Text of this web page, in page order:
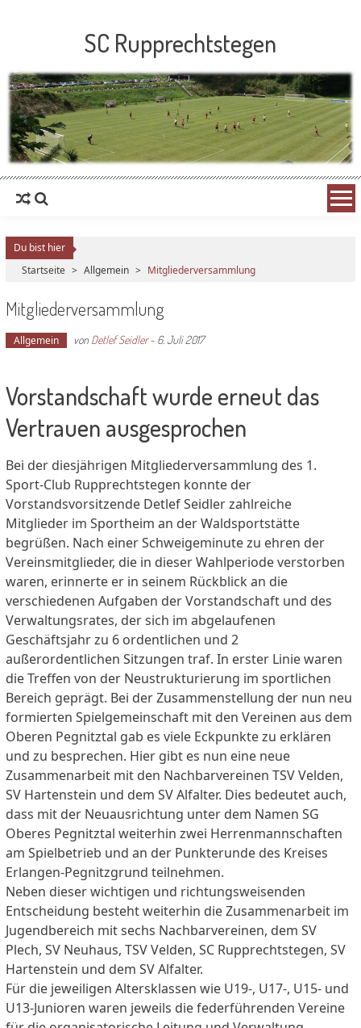
SC Rupprechtstegen
Du bist hier
Startseite > Allgemein > Mitgliederversammlung
Mitgliederversammlung
Allgemein von Detlef Seidler- 6. Juli 2017
Vorstandschaft wurde erneut das
Vertrauen ausgesprochen
Bei der diesjährigen Mitgliederversammlung des 1.
Sport-Club Rupprechtstegen konnte der
Vorstandsvorsitzende Detlef Seidler zahlreiche
Mitglieder im Sportheim an der Waldsportstätte
begrüßen. Nach einer Schweigeminute zu ehren der
Vereinsmitglieder, die in dieser Wahlperiode verstorben
waren, erinnerte er in seinem Rückblick an die
verschiedenen Aufgaben der Vorstandschaft und des
Verwaltungsrates, der sich im abgelaufenen
Geschäftsjahr zu 6 ordentlichen und 2
außerordentlichen Sitzungen traf. In erster Linie waren
die Treffen von der Neustrukturierung im sportlichen
Bereich geprägt. Bei der Zusammenstellung der nun neu
formierten Spielgemeinschaft mit den Vereinen aus dem
Oberen Pegnitztal gab es viele Eckpunkte zu erklären
und zu besprechen. Hier gibt es nun eine neue
Zusammenarbeit mit den Nachbarvereinen TSV Velden,
SV Hartenstein und dem SV Alfalter. Dies bedeutet auch,
dass mit der Neuausrichtung unter dem Namen SG
Oberes Pegnitztal weiterhin zwei Herrenmannschaften
am Spielbetrieb und an der Punkterunde des Kreises
Erlangen-Pegnitzgrund teilnehmen.
Neben dieser wichtigen und richtungsweisenden
Entscheidung besteht weiterhin die Zusammenarbeit im
Jugendbereich mit sechs Nachbarvereinen, dem SV
Plech, SV Neuhaus, TSV Velden, SC Rupprechtstegen, SV
Hartenstein und dem SV Alfalter.
Für die jeweiligen Altersklassen wie U19-, U17-, U15- und
U13-Junioren waren jeweils die federführenden Vereine